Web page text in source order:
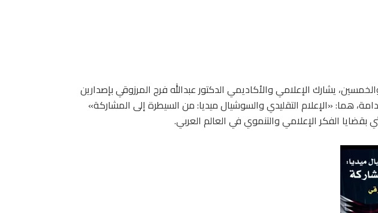
يشارك الإعلامي والأكاديمي الدكتور عبدالله فرج المرزوقي بإصدارين
هما: «الإعلام التقليدي والسوشيال ميديا: من السيطرة إلى المشاركة»
الفكر الإعلامي والتنموي في العالم العربي.